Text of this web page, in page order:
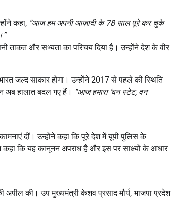
कहा, “आज हम अपनी आज़ादी के 78 साल पूरे कर चुके
ताकत और सभ्यता का परिचय दिया है। उन्होंने देश के वीर
जल्द साकार होगा। उन्होंने 2017 से पहले की स्थिति
अब हालात बदल गए हैं। “आज हमारा ‘ वन स्टेट, वन
दीं। उन्होंने कहा कि पूरे देश में यूपी पुलिस के
कहा कि यह कानूनन अपराध है और इस पर साक्ष्यों के आधार
अपील की। उप मुख्यमंत्री केशव प्रसाद मौर्य, भाजपा प्रदेश